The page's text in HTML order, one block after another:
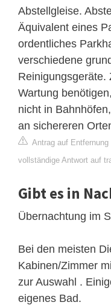
Abstellgleise.
Äquivalent eines
ordentliches
verschiedene
Reinigungsgeräte.
Wartung
nicht in
an sichereren
Antrag auf Entfernung
vollständige Antwort auf
Gibt es in
Übernachtung im
Bei den meisten
Kabinen/Zimmer
zur Auswahl .
eigenes Bad.